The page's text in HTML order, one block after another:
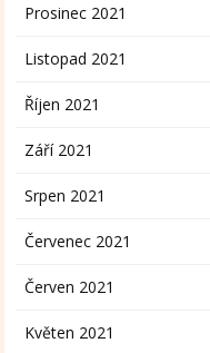
Prosinec 2021
Listopad 2021
Říjen 2021
Září 2021
Srpen 2021
Červenec 2021
Červen 2021
Květen 2021